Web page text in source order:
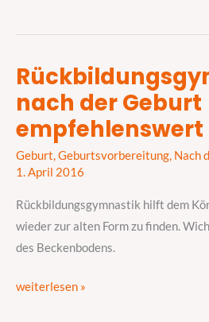
nach der Geburt
empfehlenswert
Geburt,Geburtsvorbereitung, Nach
1. April 2016
Rückbildungsgymnastik hilft dem
wieder zur alten Form zu finden.
des Beckenbodens.
Rückbildungsgymnastik
–
der
Geburt
empfehlenswert
weiterlesen »